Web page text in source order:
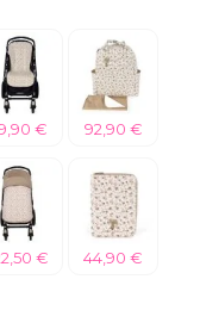
€ 92,90 €
€ 44,90 €